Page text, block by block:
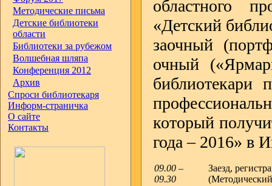
Методические письма
Детские библиотеки
области
Библиотеки за рубежом
Волшебная шляпа
Конференция 2012
Архив
Спроси библиотекаря
Информ-страничка
О сайте
Контакты
областного
«Детский
заочный
очный
библиотекари
который
года – 2016» в
09.00 –
09.30
Заезд,